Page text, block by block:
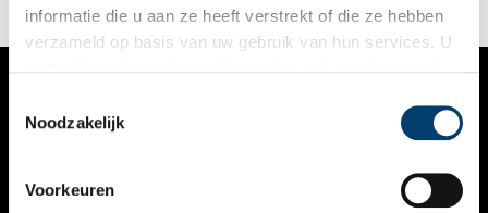
informatie die u aan ze heeft verstrekt of die ze hebben
verzameld op basis van uw gebruik van hun services. U
Noodzakelijk
Voorkeuren
VERHALEN
KALENDER